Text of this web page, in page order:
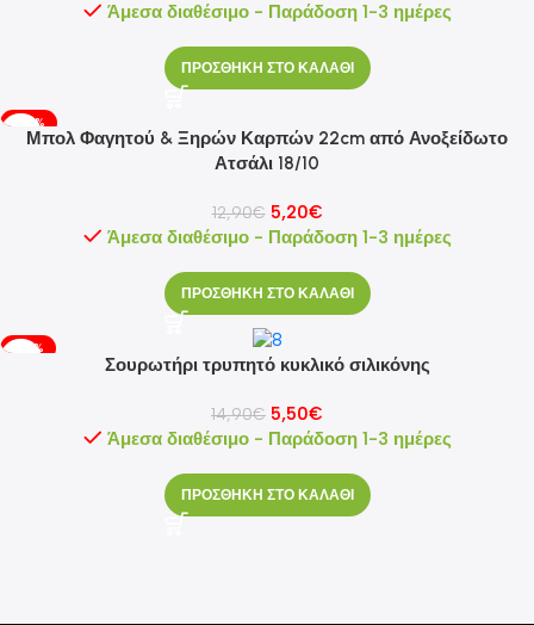
Άμεσα διαθέσιμο - Παράδοση 1-3 ημέρες
ΠΡΟΣΘΗΚΗ ΣΤΟ ΚΑΛΑΘΙ
-60%
Μπολ Φαγητού & Ξηρών Καρπών 22cm από Ανοξείδωτο
Ατσάλι 18/10
12,90€ 5,20€
Άμεσα διαθέσιμο - Παράδοση 1-3 ημέρες
ΠΡΟΣΘΗΚΗ ΣΤΟ ΚΑΛΑΘΙ
-63%
Σουρωτήρι τρυπητό κυκλικό σιλικόνης
14,90€ 5,50€
Άμεσα διαθέσιμο - Παράδοση 1-3 ημέρες
ΠΡΟΣΘΗΚΗ ΣΤΟ ΚΑΛΑΘΙ